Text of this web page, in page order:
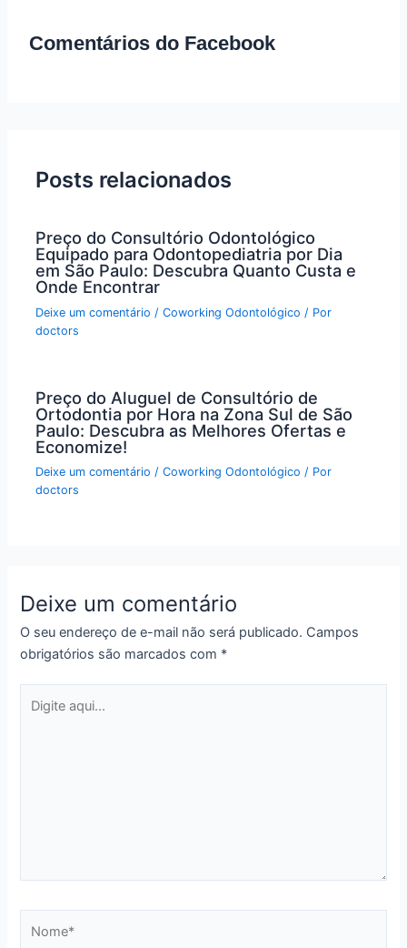
Comentários do Facebook
Posts relacionados
Preço do Consultório Odontológico
Equipado para Odontopediatria por Dia
em São Paulo: Descubra Quanto Custa e
Onde Encontrar
Deixe um comentário /Coworking Odontológico / Por
doctors
Preço do Aluguel de Consultório de
Ortodontia por Hora na Zona Sul de São
Paulo: Descubra as Melhores Ofertas e
Economize!
Deixe um comentário /Coworking Odontológico / Por
doctors
Deixe um comentário
O seu endereço de e-mail não será publicado. Campos
obrigatórios são marcados com *
aqui...